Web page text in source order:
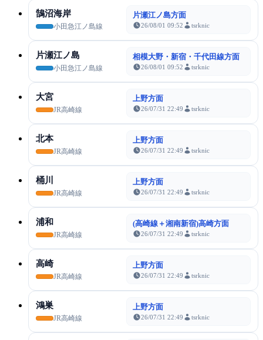
鵠沼海岸
小田急江ノ島線
片瀬江ノ島方面
26/08/01 09:52 tsrknic
片瀬江ノ島
小田急江ノ島線
相模大野・新宿・千代田線方面
26/08/01 09:52 tsrknic
大宮
JR高崎線
上野方面
26/07/31 22:49 tsrknic
北本
JR高崎線
上野方面
26/07/31 22:49 tsrknic
桶川
JR高崎線
上野方面
26/07/31 22:49 tsrknic
浦和
JR高崎線
(高崎線＋湘南新宿)高崎方面
26/07/31 22:49 tsrknic
高崎
JR高崎線
上野方面
26/07/31 22:49 tsrknic
鴻巣
JR高崎線
上野方面
26/07/31 22:49 tsrknic